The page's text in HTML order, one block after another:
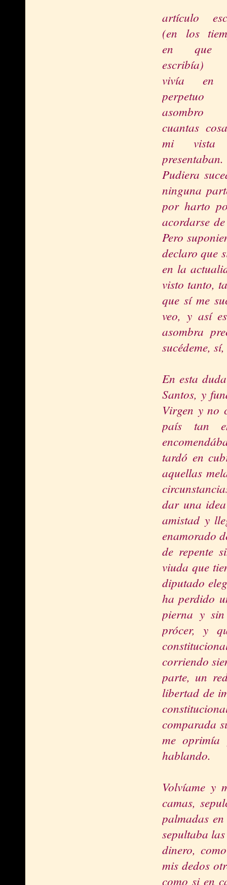
artículo
(en los
en que
escribía)
vivía en
perpetuo
asombro
cuantas
mi vista
presentaban.
Pudiera
ninguna
por harto
acordarse
Pero
declaro que
en la
visto tanto,
que sí me
veo, y así
asombra
sucédeme,
En esta
Santos, y
Virgen y no
país tan
tardó en
aquellas
dar una
amistad y
enamorado
de repente
viuda que
diputado
ha perdido
pierna y
prócer, y
corriendo
parte, un
libertad de
comparada
me oprimía
hablando.
Volvíame y
camas,
palmadas
sepultaba
dinero,
mis dedos
como si en